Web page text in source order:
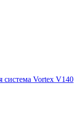
система Vortex V140